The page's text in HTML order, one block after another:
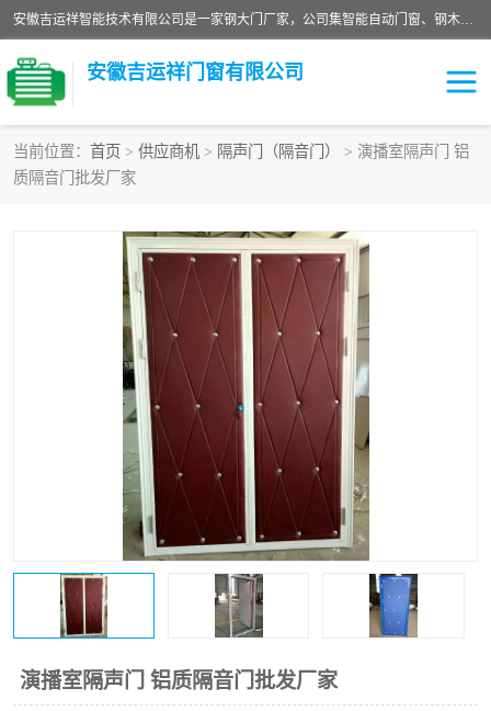
安徽吉运祥智能技术有限公司是一家钢大门厂家，公司集智能自动门窗、钢木门、特种门窗、工业门窗、图集门窗、定制门窗、非标门窗等通道产品的研发设计、制作、安装于一体的综合性、性高新技术企业。
安徽吉运祥门窗有限公司
当前位置： 首页 > 供应商机 > 隔声门（隔音门）
> 演播室隔声门 铝
质隔音门批发厂家
演播室隔声门 铝质隔音门批发厂家
保温门
变压器室门窗
工业电动折叠门 钢木门
工业平移门
监狱门及监狱设备
变压器室配电房门 钢大门厂家
彩钢板门